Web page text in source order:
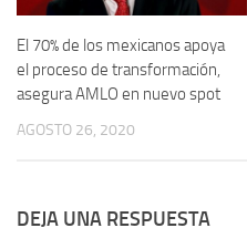
El 70% de los mexicanos apoya
el proceso de transformación,
asegura AMLO en nuevo spot
AGOSTO 26, 2020
DEJA UNA RESPUESTA